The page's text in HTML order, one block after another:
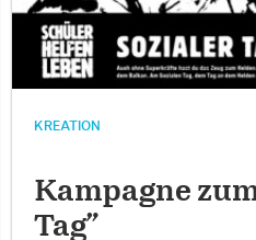
KREATION
Kampagne
Tag”